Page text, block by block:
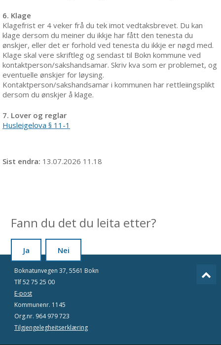
6. Klage
Klagefrist er 4 veker frå du tek imot vedtaksbrevet. Du kan
klage dersom du meiner du ikkje har fått den tenesta du
ønskjer, eller det er forhold ved tenesta du ikkje er nøgd med.
Klage skal vere skriftleg og sendast til Bokn kommune ved
kontaktperson/sakshandsamar. Skriv kva som er problemet, og
eventuelle ønskjer for løysing.
Kontaktperson/sakshandsamar i kommunen har rettleiingsplikt
dersom du ønskjer å klage.
7. Lover og reglar
Husleigelova § 11-1
Sist endra 13.07.2026 11.18
Fann du det du leita etter?
Ja Nei
Boknatunvegen 37, 5561 Bokn
Tlf 52 75 25 00
E-post
Kommunenr. 1145
Org.nr. 964 979 723
Tilgjengelegheitserklæring